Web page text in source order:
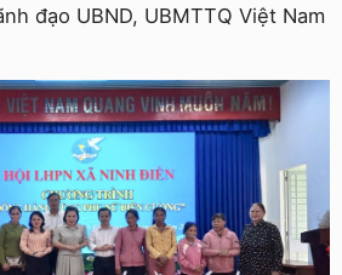
đạo UBND, UBMTTQ Việt Nam